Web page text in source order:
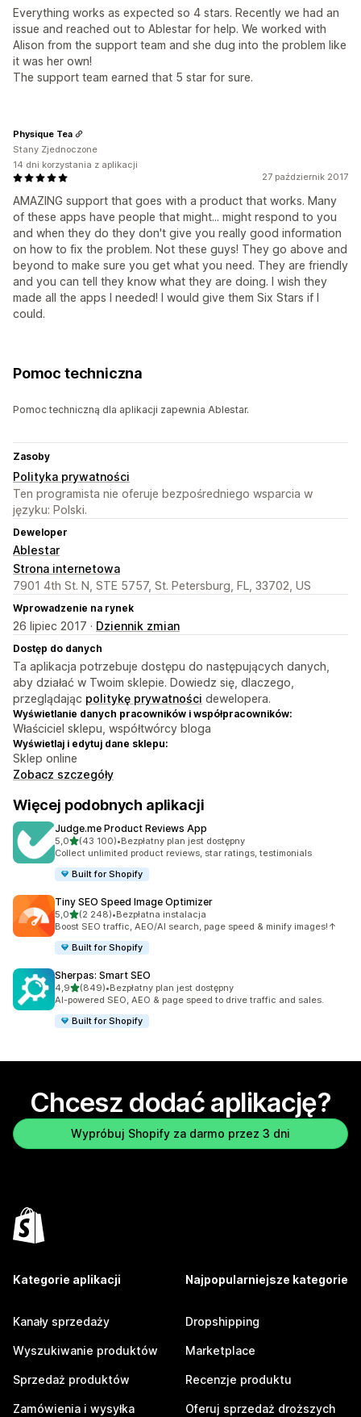
Everything works as expected so 4 stars. Recently we had an
issue and reached out to Ablestar for help. We worked with
Alison from the support team and she dug into the problem like
it was her own!
The support team earned that 5 star for sure.
27 październik 2017
AMAZING support that goes with a product that works. Many
of these apps have people that might... might respond to you
and when they do they don't give you really good information
on how to fix the problem. Not these guys! They go above and
beyond to make sure you get what you need. They are friendly
and you can tell they know what they are doing. I wish they
made all the apps I needed! I would give them Six Stars if I
could.
Physique Tea
Stany Zjednoczone
14 dni korzystania z aplikacji
Pomoc techniczna
Pomoc techniczną dla aplikacji zapewnia Ablestar.
Zasoby
Polityka prywatności
Ten programista nie oferuje bezpośredniego wsparcia w
języku: Polski.
Deweloper
Ablestar
Strona internetowa
7901 4th St. N, STE 5757, St. Petersburg, FL, 33702, US
Wprowadzenie na rynek
26 lipiec 2017 · Dziennik zmian
Dostęp do danych
Ta aplikacja potrzebuje dostępu do następujących danych,
aby działać w Twoim sklepie. Dowiedz się, dlaczego,
przeglądając politykę prywatności dewelopera.
Wyświetlanie danych pracowników i współpracowników:
Właściciel sklepu, współtwórcy bloga
Wyświetlaj i edytuj dane sklepu:
Sklep online
Zobacz szczegóły
Więcej podobnych aplikacji
Judge.me Product Reviews App
5,0na 5 gwiazdek
(43 100)
Łączna liczba recenzji: 43100
•Bezpłatny plan jest dostępny
Collect unlimited product reviews, star ratings, testimonials
Built for Shopify
Tiny SEO Speed Image Optimizer
5,0na 5 gwiazdek
(2 248)
Łączna liczba recenzji: 2248
•Bezpłatna instalacja
Boost SEO traffic, AEO/AI search, page speed & minify images!↑
Built for Shopify
Sherpas: Smart SEO
4,9na 5 gwiazdek
(849)
Łączna liczba recenzji: 849
•Bezpłatny plan jest dostępny
AI-powered SEO, AEO & page speed to drive traffic and sales.
Built for Shopify
Chcesz dodać aplikację?
Wypróbuj Shopify za darmo przez 3 dni
Kategorie aplikacji
Kanały sprzedaży
Wyszukiwanie produktów
Sprzedaż produktów
Zamówienia i wysyłka
Najpopularniejsze kategorie
Dropshipping
Marketplace
Recenzje produktu
Oferuj sprzedaż droższych